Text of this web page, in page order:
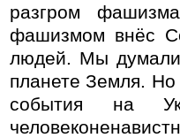
разгром
фашизмом внёс
людей. Мы
планете Земля.
события на